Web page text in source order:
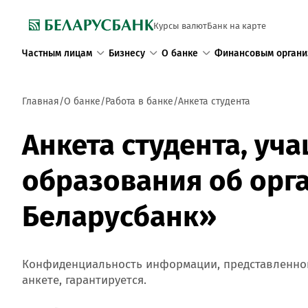
Курсы валютБанк на карте
Частным лицам Бизнесу О банке Финансовым
Главная О банке Работа в банке Анкета студента
Анкета студента,
образования об
Беларусбанк»
Конфиденциальность информации,
анкете, гарантируется.